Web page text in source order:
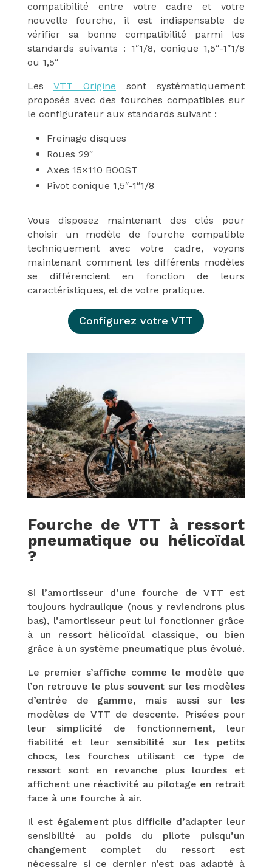
compatibilité entre votre cadre et votre
nouvelle fourche, il est indispensable de
vérifier sa bonne compatibilité parmi les
standards suivants : 1″1/8, conique 1,5″-1″1/8
ou 1,5″
Les VTT Origine sont systématiquement
proposés avec des fourches compatibles sur
le configurateur aux standards suivant :
Freinage disques
Roues 29″
Axes 15×110 BOOST
Pivot conique 1,5″-1″1/8
Vous disposez maintenant des clés pour
choisir un modèle de fourche compatible
techniquement avec votre cadre, voyons
maintenant comment les différents modèles
se différencient en fonction de leurs
caractéristiques, et de votre pratique.
Configurez votre VTT
Fourche de VTT à ressort
pneumatique ou hélicoïdal
?
Si l’amortisseur d’une fourche de VTT est
toujours hydraulique (nous y reviendrons plus
bas), l’amortisseur peut lui fonctionner grâce
à un ressort hélicoïdal classique, ou bien
grâce à un système pneumatique plus évolué.
Le premier s’affiche comme le modèle que
l’on retrouve le plus souvent sur les modèles
d’entrée de gamme, mais aussi sur les
modèles de VTT de descente. Prisées pour
leur simplicité de fonctionnement, leur
fiabilité et leur sensibilité sur les petits
chocs, les fourches utilisant ce type de
ressort sont en revanche plus lourdes et
affichent une réactivité au pilotage en retrait
face à une fourche à air.
Il est également plus difficile d’adapter leur
sensibilité au poids du pilote puisqu’un
changement complet du ressort est
nécessaire si ce dernier n’est pas adapté à